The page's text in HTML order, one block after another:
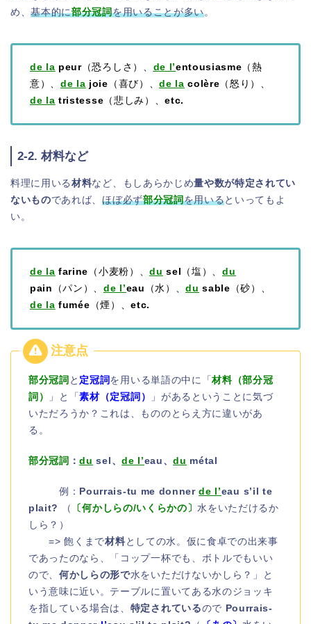
め、基本的に部分冠詞を用いることが多い。
de la peur（恐ろしさ）、 de l’entousiasme （熱
意）、de la joie （喜び）、de la colère （怒り）、
de la tristesse （悲しみ）、etc.
2-2. 材料など
料理に用いる材料など、もしあらかじめ量や数が特定されてい
ないものであれば、ほぼ必ず部分冠詞を用いるといってもよ
い。
de la farine （小麦粉）、du sel （塩）、du
pain
（パン）、de l’eau （水）、du sable （砂）、
de la fumée （煙）、etc.
部分冠詞 と 定冠詞 を用いる単語の中に「材料（部分冠
詞）
」と「素材（定冠詞）
」があるということに気づ
いただろうか？これは、もののとらえ方に違いがあ
る。
部分冠詞 ：du sel、de l’eau、du métal
例： Pourrais-tu me donnerde l’eau s’il te
plait?
（ 〔何かしらの/いくらかの〕水をいただけるか
しら？）
=> 飽くまで材料 としての水。仮に食卓での出来事
であったのなら、「コップ一杯でも、ボトルでもいい
ので、何かしらの形で水をいただけないかしら？」と
いう意味に近い。テーブルに置いてある水のジョッキ
を指している場合は、 特定されているので Pourrais-